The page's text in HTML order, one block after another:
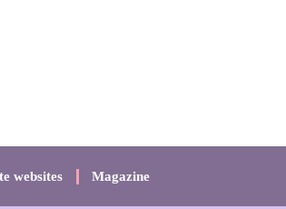
websites Magazine